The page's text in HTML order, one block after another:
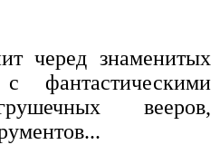
черед знаменитых
фантастическими
вееров,